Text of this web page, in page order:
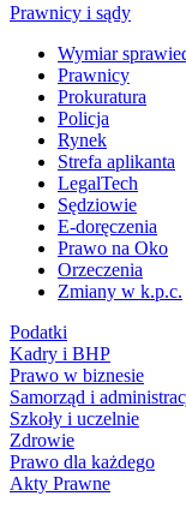
Prawnicy i sądy
Wymiar
Prawnicy
Prokuratura
Policja
Rynek
Strefa aplikanta
LegalTech
Sędziowie
E-doręczenia
Prawo na Oko
Orzeczenia
Zmiany w k.p.c.
Podatki
Kadry i BHP
Prawo w biznesie
Samorząd i
Szkoły i uczelnie
Zdrowie
Prawo dla każdego
Akty Prawne